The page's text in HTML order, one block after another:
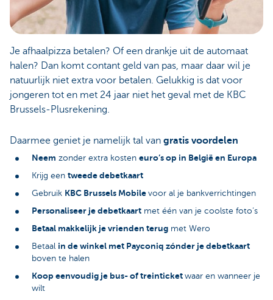
Je afhaalpizza betalen? Of een drankje uit de automaat
halen? Dan komt contant geld van pas, maar daar wil je
natuurlijk niet extra voor betalen. Gelukkig is dat voor
jongeren tot en met 24 jaar niet het geval met de KBC
Brussels-Plusrekening.
Daarmee geniet je namelijk tal van gratis voordelen
Neem zonder extra kosten euro’s op in België en Europa
Krijg een tweede debetkaart
Gebruik KBC Brussels Mobile voor al je bankverrichtingen
Personaliseer je debetkaart met één van je coolste foto’s
Betaal makkelijk je vrienden terug met Wero
Betaal in de winkel met Payconiq zónder je debetkaart
boven te halen
Koop eenvoudig je bus- of treinticket waar en wanneer je
wilt